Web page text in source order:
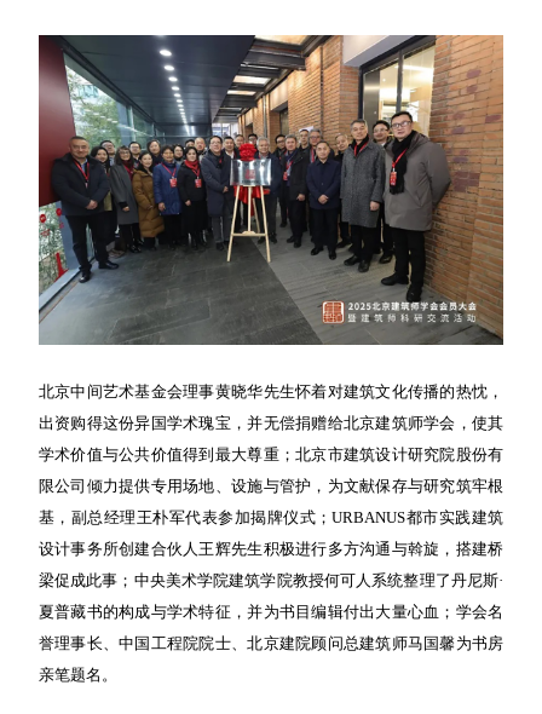
北京中间艺术基金会理事黄晓华先生怀着对建筑文化传播的热忱，
出资购得这份异国学术瑰宝，并无偿捐赠给北京建筑师学会，使其
学术价值与公共价值得到最大尊重；北京市建筑设计研究院股份有
限公司倾力提供专用场地、设施与管护，为文献保存与研究筑牢根
基，副总经理王朴军代表参加揭牌仪式；URBANUS都市实践建筑
设计事务所创建合伙人王辉先生积极进行多方沟通与斡旋，搭建桥
梁促成此事；中央美术学院建筑学院教授何可人系统整理了丹尼斯·
夏普藏书的构成与学术特征，并为书目编辑付出大量心血；学会名
誉理事长、中国工程院院士、北京建院顾问总建筑师马国馨为书房
亲笔题名。